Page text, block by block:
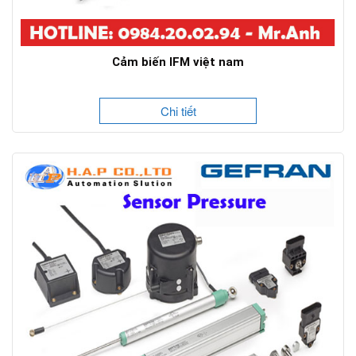
Cảm biến IFM việt nam
Chi tiết